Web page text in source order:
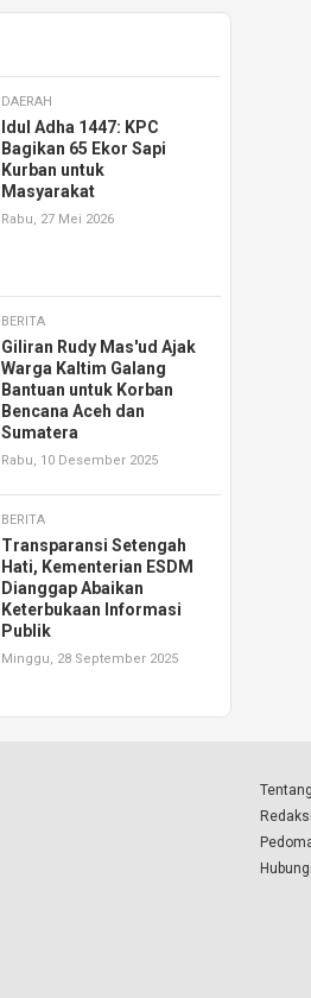
DAERAH
Idul Adha 1447: KPC
Bagikan 65 Ekor Sapi
Kurban untuk
Masyarakat
Rabu, 27 Mei 2026
BERITA
Giliran Rudy Mas'ud Ajak
Warga Kaltim Galang
Bantuan untuk Korban
Bencana Aceh dan
Sumatera
Rabu, 10 Desember 2025
BERITA
Transparansi Setengah
Hati, Kementerian ESDM
Dianggap Abaikan
Keterbukaan Informasi
Publik
Minggu, 28 September 2025
Redaksi